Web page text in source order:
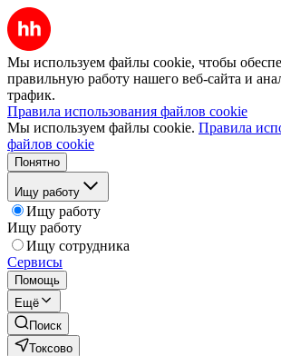
Мы используем файлы cookie, чтобы
правильную работу нашего веб-сайта и
трафик.
Правила использования файлов cookie
Мы используем файлы cookie. Правила
файлов cookie
Понятно
Ищу работу
Ищу работу
Ищу работу
Ищу сотрудника
Сервисы
Помощь
Ещё
Поиск
Токсово